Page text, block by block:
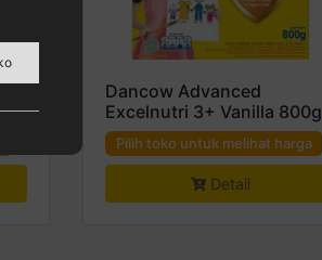
Dancow Advanced
Excelnutri 3+ Vanilla 800g
Pilih toko untuk melihat harga
Detail